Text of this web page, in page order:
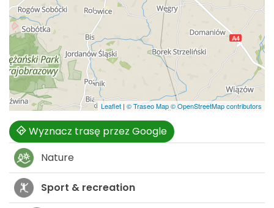
Leaflet | © Traseo Map© OpenStreetMap contributors
Wyznacz trasę przez Google
Nature
Sport & recreation